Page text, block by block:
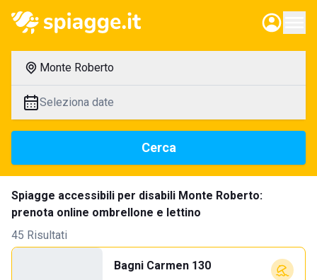
Monte Roberto
Seleziona date
Cerca
Spiagge accessibili per disabili Monte Roberto:
prenota online ombrellone e lettino
45 Risultati
Bagni Carmen 130